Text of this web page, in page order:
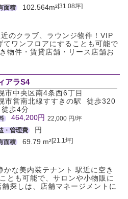
面積 102.564m²[31.08坪]
のクラブ、ラウンジ物件！VIP
てワンフロアにすることも可能で
物件・賃貸店舗・リース店舗お
アラS4
市中央区南4条西6丁目
市営南北線すすきの駅 徒歩320
歩4分
464,200円 22,000 円/坪
・管理費
円
面積 69.79 m²[21.1坪]
な美内装テナント 駅近に空き
とも可能で、サロンや小物販に
探しは、店舗マネージメントに